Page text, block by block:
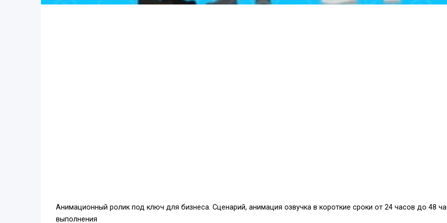
Анимационный ролик под ключ для бизнеса. Сценарий, анимация озвучка в короткие сроки от 24 часов до 48
выполнения